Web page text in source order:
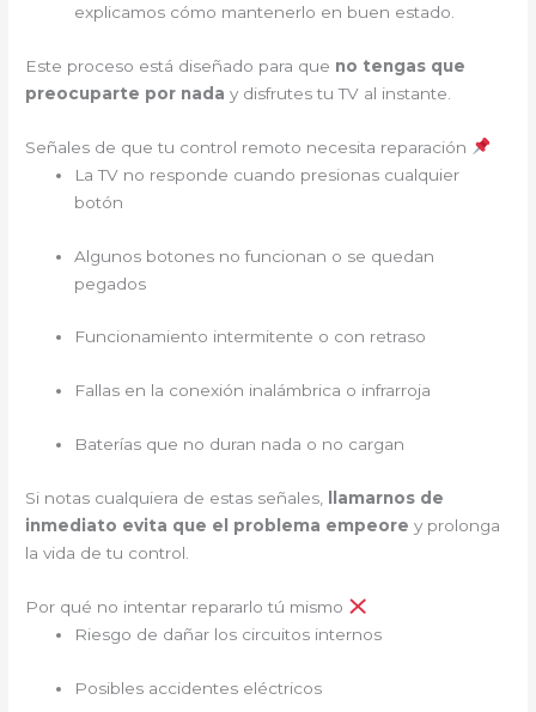
explicamos cómo mantenerlo en buen estado.
Este proceso está diseñado para que no tengas que
preocuparte por nada y disfrutes tu TV al instante.
Señales de que tu control remoto necesita reparación
La TV no responde cuando presionas cualquier
botón
Algunos botones no funcionan o se quedan
pegados
Funcionamiento intermitente o con retraso
Fallas en la conexión inalámbrica o infrarroja
Baterías que no duran nada o no cargan
Si notas cualquiera de estas señales,
llamarnos de
inmediato evita que el problema empeore y prolonga
la vida de tu control.
Por qué no intentar repararlo tú mismo
Riesgo de dañar los circuitos internos
Posibles accidentes eléctricos